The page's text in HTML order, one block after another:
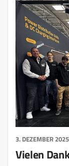
3. DEZEMBER 2025
Vielen